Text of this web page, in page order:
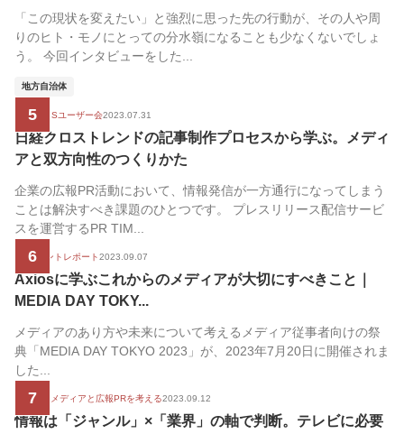
「この現状を変えたい」と強烈に思った先の行動が、その人や周
りのヒト・モノにとっての分水嶺になることも少なくないでしょ
う。 今回インタビューをした...
地方自治体
5
PR TIMESユーザー会2023.07.31
日経クロストレンドの記事制作プロセスから学ぶ。メディ
アと双方向性のつくりかた
企業の広報PR活動において、情報発信が一方通行になってしまう
ことは解決すべき課題のひとつです。 プレスリリース配信サービ
スを運営するPR TIM...
6
PRイベントレポート2023.09.07
Axiosに学ぶこれからのメディアが大切にすべきこと｜
MEDIA DAY TOKY...
メディアのあり方や未来について考えるメディア従事者向けの祭
典「MEDIA DAY TOKYO 2023」が、2023年7月20日に開催されま
した...
7
新時代のメディアと広報PRを考える2023.09.12
情報は「ジャンル」×「業界」の軸で判断。テレビに必要